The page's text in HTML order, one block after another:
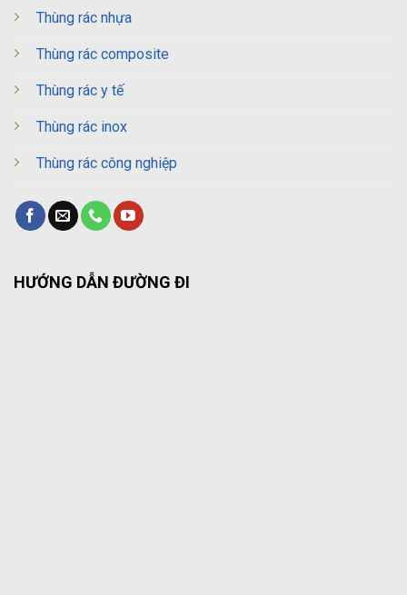
Thùng rác nhựa
Thùng rác composite
Thùng rác y tế
Thùng rác inox
Thùng rác công nghiệp
HƯỚNG DẪN ĐƯỜNG ĐI